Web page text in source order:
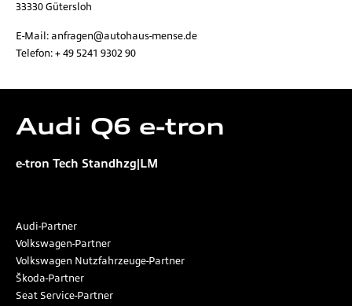
33330 Gütersloh
E-Mail: anfragen@autohaus-mense.de
Telefon: + 49 5241 9302 90
Audi Q6 e-tron
e-tron Tech Standhzg|LM
Audi-Partner
Volkswagen-Partner
Volkswagen Nutzfahrzeuge-Partner
Škoda-Partner
Seat Service-Partner